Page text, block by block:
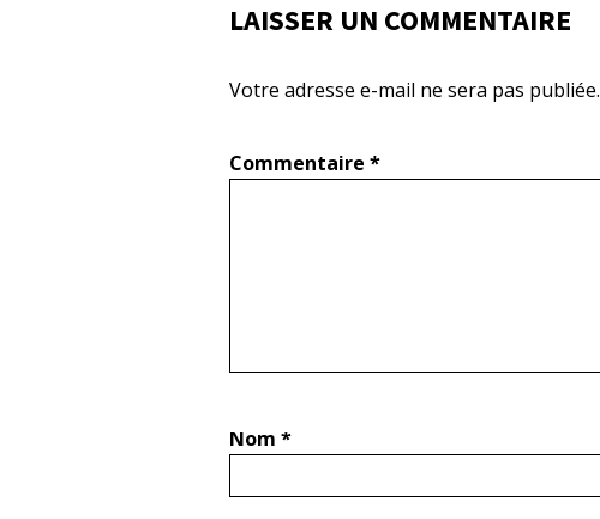
LAISSER UN COMMENTAIRE
Votre adresse e-mail ne sera pas publiée.
Commentaire *
Nom *